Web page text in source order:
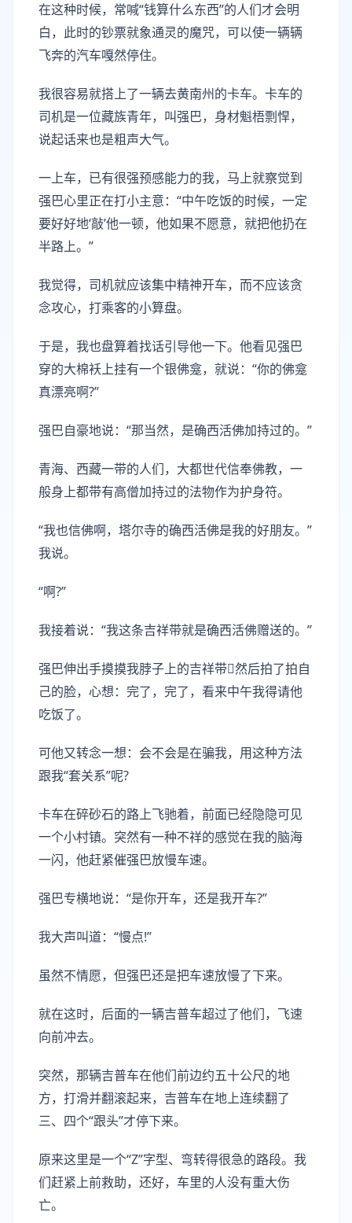
在这种时候，常喊“钱算什么东西”的人们才会明
白，此时的钞票就象通灵的魔咒，可以使一辆辆
飞奔的汽车嘎然停住。
我很容易就搭上了一辆去黄南州的卡车。卡车的
司机是一位藏族青年，叫强巴，身材魁梧剽悍，
说起话来也是粗声大气。
一上车，已有很强预感能力的我，马上就察觉到
强巴心里正在打小主意：“中午吃饭的时候，一定
要好好地‘敲’他一顿，他如果不愿意，就把他扔在
半路上。”
我觉得，司机就应该集中精神开车，而不应该贪
念攻心，打乘客的小算盘。
于是，我也盘算着找话引导他一下。他看见强巴
穿的大棉袄上挂有一个银佛龛，就说：“你的佛龛
真漂亮啊?”
强巴自豪地说：“那当然，是确西活佛加持过的。”
青海、西藏一带的人们，大都世代信奉佛教，一
般身上都带有高僧加持过的法物作为护身符。
“我也信佛啊，塔尔寺的确西活佛是我的好朋友。”
我说。
“啊?”
我接着说：“我这条吉祥带就是确西活佛赠送的。”
强巴伸出手摸摸我脖子上的吉祥带然后拍了拍自
己的脸，心想：完了，完了，看来中午我得请他
吃饭了。
可他又转念一想：会不会是在骗我，用这种方法
跟我“套关系”呢?
卡车在碎砂石的路上飞驰着，前面已经隐隐可见
一个小村镇。突然有一种不祥的感觉在我的脑海
一闪，他赶紧催强巴放慢车速。
强巴专横地说：“是你开车，还是我开车?”
我大声叫道：“慢点!”
虽然不情愿，但强巴还是把车速放慢了下来。
就在这时，后面的一辆吉普车超过了他们，飞速
向前冲去。
突然，那辆吉普车在他们前边约五十公尺的地
方，打滑并翻滚起来，吉普车在地上连续翻了
三、四个“跟头”才停下来。
原来这里是一个“Z”字型、弯转得很急的路段。我
们赶紧上前救助，还好，车里的人没有重大伤
亡。